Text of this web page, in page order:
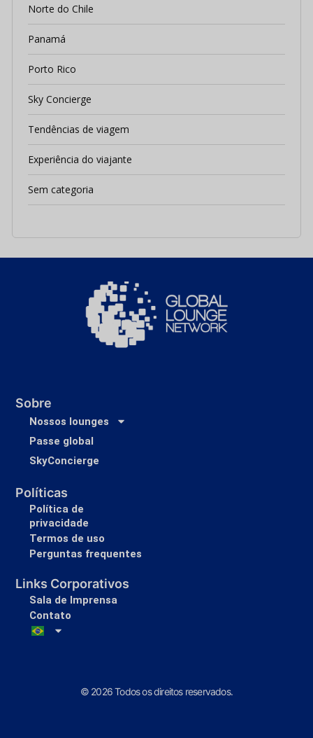
Norte do Chile
Panamá
Porto Rico
Sky Concierge
Tendências de viagem
Experiência do viajante
Sem categoria
Sobre
Nossos lounges
Passe global
SkyConcierge
Políticas
Política de
privacidade
Termos de uso
Perguntas frequentes
Links Corporativos
Sala de Imprensa
Contato
© 2026 Todos os direitos reservados.